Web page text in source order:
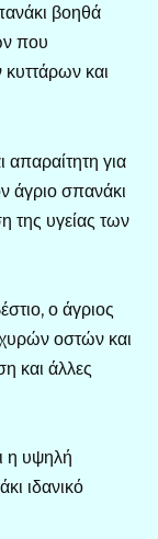
βοηθά
που
και
απαραίτητη για
άγριο σπανάκι
της υγείας των
ο άγριος
οστών και
και άλλες
η υψηλή
ιδανικό